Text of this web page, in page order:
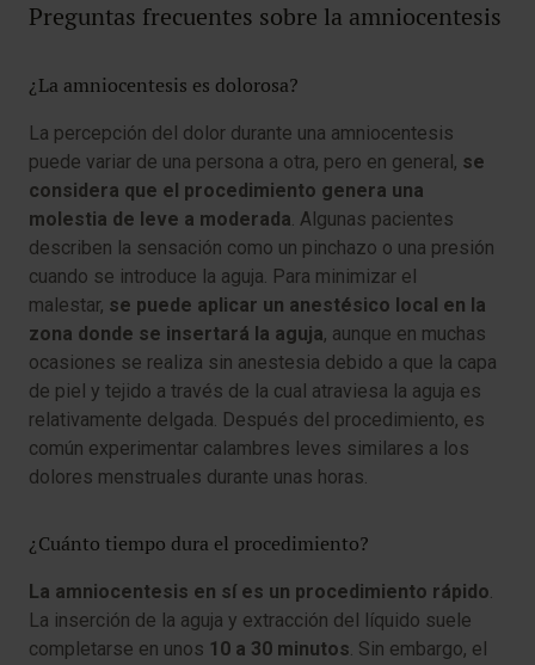
Preguntas frecuentes sobre la amniocentesis
¿La amniocentesis es dolorosa?
La percepción del dolor durante una amniocentesis
puede variar de una persona a otra, pero en general, se
considera que el procedimiento genera una
molestia de leve a moderada. Algunas pacientes
describen la sensación como un pinchazo o una presión
cuando se introduce la aguja. Para minimizar el
malestar, se puede aplicar un anestésico local en la
zona donde se insertará la aguja, aunque en muchas
ocasiones se realiza sin anestesia debido a que la capa
de piel y tejido a través de la cual atraviesa la aguja es
relativamente delgada. Después del procedimiento, es
común experimentar calambres leves similares a los
dolores menstruales durante unas horas.
¿Cuánto tiempo dura el procedimiento?
La amniocentesis en sí es un procedimiento rápido.
La inserción de la aguja y extracción del líquido suele
completarse en unos 10 a 30 minutos. Sin embargo, el